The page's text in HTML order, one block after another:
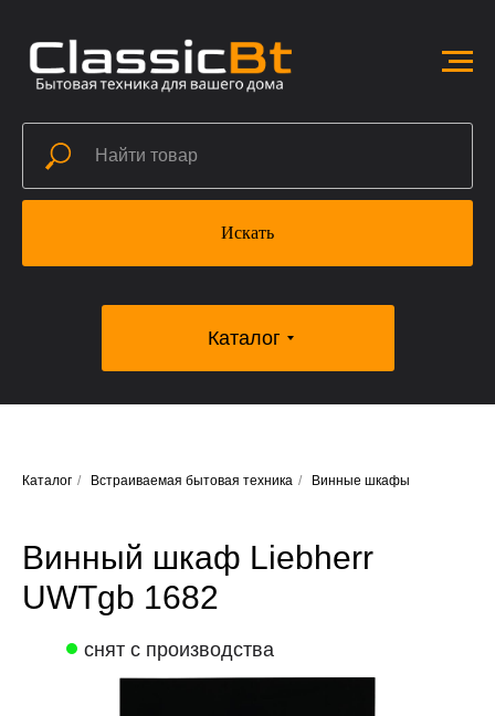
Искать
Каталог
Каталог / Встраиваемая бытовая техника / Винные шкафы
Винный шкаф Liebherr
UWTgb 1682
снят с производства